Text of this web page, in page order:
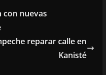
con nuevas
reparar calle en
Kanisté